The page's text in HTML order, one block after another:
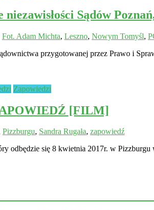
Sądów
Fot. Adam Michta, Leszno, Nowym Tomyśl,
przygotowanej przez Prawo i
Zapowiedzi
[FILM]
Pizzburgu, Sandra Rugała, zapowiedź
odbędzie się 8 kwietnia 2017r. w